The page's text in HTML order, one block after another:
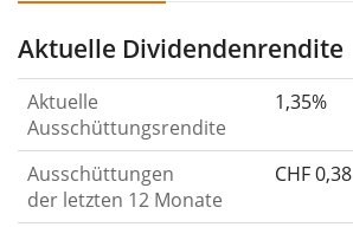
Aktuelle Dividendenrendite
Aktuelle
Ausschüttungsrendite
1,35%
Ausschüttungen
der letzten 12 Monate
CHF 0,38